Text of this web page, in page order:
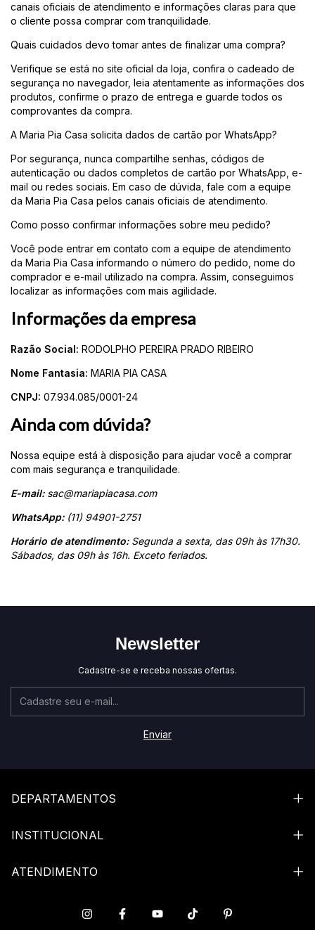
canais oficiais de atendimento e informações claras para que
o cliente possa comprar com tranquilidade.
Quais cuidados devo tomar antes de finalizar uma compra?
Verifique se está no site oficial da loja, confira o cadeado de
segurança no navegador, leia atentamente as informações dos
produtos, confirme o prazo de entrega e guarde todos os
comprovantes da compra.
A Maria Pia Casa solicita dados de cartão por WhatsApp?
Por segurança, nunca compartilhe senhas, códigos de
autenticação ou dados completos de cartão por WhatsApp, e-
mail ou redes sociais. Em caso de dúvida, fale com a equipe
da Maria Pia Casa pelos canais oficiais de atendimento.
Como posso confirmar informações sobre meu pedido?
Você pode entrar em contato com a equipe de atendimento
da Maria Pia Casa informando o número do pedido, nome do
comprador e e-mail utilizado na compra. Assim, conseguimos
localizar as informações com mais agilidade.
Informações da empresa
Razão Social: RODOLPHO PEREIRA PRADO RIBEIRO
Nome Fantasia: MARIA PIA CASA
CNPJ: 07.934.085/0001-24
Ainda com dúvida?
Nossa equipe está à disposição para ajudar você a comprar
com mais segurança e tranquilidade.
E-mail: sac@mariapiacasa.com
WhatsApp: (11) 94901-2751
Horário de atendimento:Segunda a sexta, das 09h às 17h30.
Sábados, das 09h às 16h. Exceto feriados.
Newsletter
Cadastre-se e receba nossas ofertas.
DEPARTAMENTOS
INSTITUCIONAL
ATENDIMENTO